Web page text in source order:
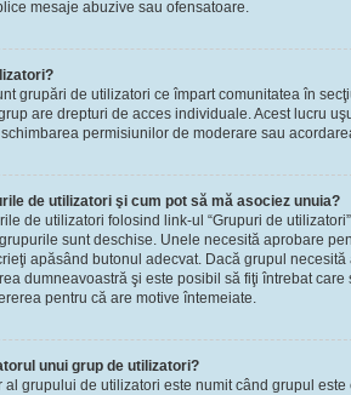
mesaje abuzive sau ofensatoare.
grupări de utilizatori ce împart comunitatea în
are drepturi de acces individuale. Acest lucru
permisiunilor de moderare sau
de utilizatori şi cum pot să mă asociez unuia?
de utilizatori folosind link-ul “Grupuri de
sunt deschise. Unele necesită aprobare
apăsând butonul adecvat. Dacă grupul
dumneavoastră şi este posibil să fiţi întrebat
pentru că are motive întemeiate.
unui grup de utilizatori?
al grupului de utilizatori este numit când grupul